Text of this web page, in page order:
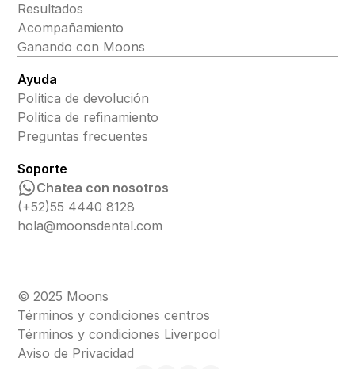
Resultados
Acompañamiento
Ganando con Moons
Ayuda
Política de devolución
Política de refinamiento
Preguntas frecuentes
Soporte
Chatea con nosotros
(+52)55 4440 8128
hola@moonsdental.com
© 2025 Moons
Términos y condiciones centros
Términos y condiciones Liverpool
Aviso de Privacidad